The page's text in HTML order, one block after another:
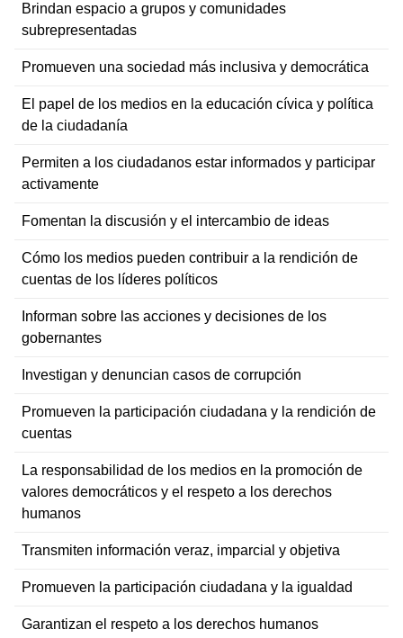
Brindan espacio a grupos y comunidades
subrepresentadas
Promueven una sociedad más inclusiva y democrática
El papel de los medios en la educación cívica y política
de la ciudadanía
Permiten a los ciudadanos estar informados y participar
activamente
Fomentan la discusión y el intercambio de ideas
Cómo los medios pueden contribuir a la rendición de
cuentas de los líderes políticos
Informan sobre las acciones y decisiones de los
gobernantes
Investigan y denuncian casos de corrupción
Promueven la participación ciudadana y la rendición de
cuentas
La responsabilidad de los medios en la promoción de
valores democráticos y el respeto a los derechos
humanos
Transmiten información veraz, imparcial y objetiva
Promueven la participación ciudadana y la igualdad
Garantizan el respeto a los derechos humanos